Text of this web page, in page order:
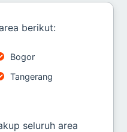
berikut:
Bogor
Tangerang
seluruh area